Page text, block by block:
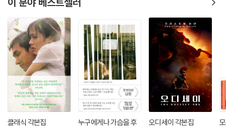
클래식 각본집
누구에게나 가슴을 후
오디세이 각본집